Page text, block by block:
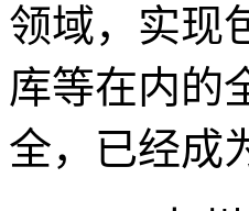
领域，实现
库等在内的
全，已经成